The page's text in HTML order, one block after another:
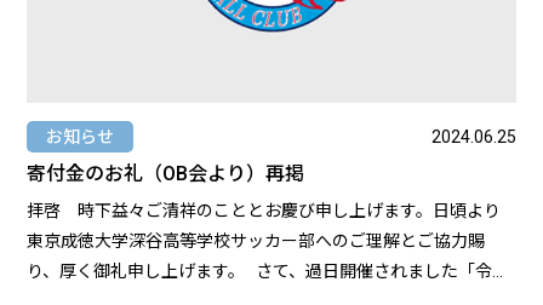
お知らせ 2024.06.25
寄付金のお礼（OB会より）再掲
拝啓 時下益々ご清祥のこととお慶び申し上げます。日頃より
東京成徳大学深谷高等学校サッカー部へのご理解とご協力賜
り、厚く御礼申し上げます。 さて、過日開催されました「令和